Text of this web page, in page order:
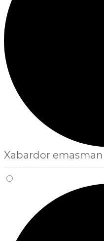
Xabardor emasman